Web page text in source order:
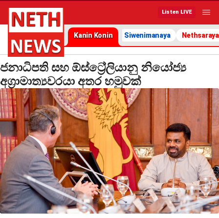
Listen LIVE
Kanin Konin Siwenimanaya Nethsaraya
ජනාධිපති සහ ඕස්ට්‍රේලියානු නියෝජ්‍ය
අග්‍රාමාත්‍යවරයා අතර හමුවක්